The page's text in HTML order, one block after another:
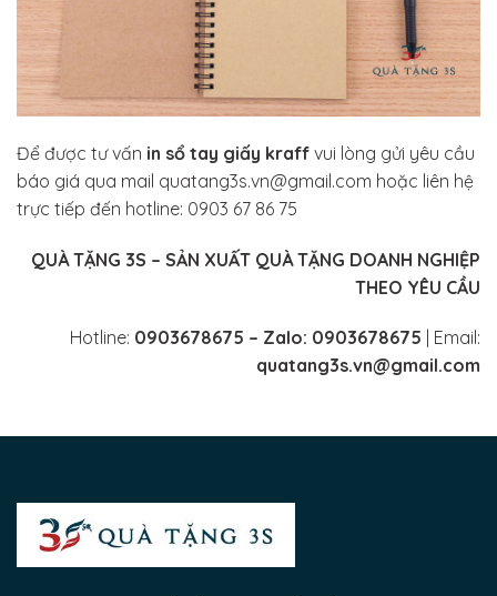
Để được tư vấn in sổ tay giấy kraff vui lòng gửi yêu cầu
báo giá qua mail quatang3s.vn@gmail.com hoặc liên hệ
trực tiếp đến hotline: 0903 67 86 75
QUÀ TẶNG 3S – SẢN XUẤT QUÀ TẶNG DOANH NGHIỆP
THEO YÊU CẦU
Hotline: 0903678675 – Zalo: 0903678675 | Email:
quatang3s.vn@gmail.com